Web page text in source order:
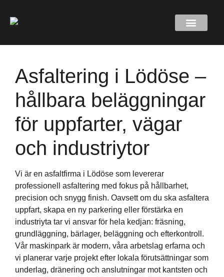
Asfaltering i Lödöse –
hållbara beläggningar
för uppfarter, vägar
och industriytor
Vi är en asfaltfirma i Lödöse som levererar
professionell asfaltering med fokus på hållbarhet,
precision och snygg finish. Oavsett om du ska asfaltera
uppfart, skapa en ny parkering eller förstärka en
industriyta tar vi ansvar för hela kedjan: fräsning,
grundläggning, bärlager, beläggning och efterkontroll.
Vår maskinpark är modern, våra arbetslag erfarna och
vi planerar varje projekt efter lokala förutsättningar som
underlag, dränering och anslutningar mot kantsten och